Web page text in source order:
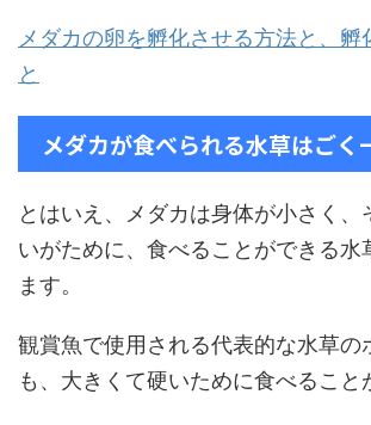
メダカの卵を孵化させる方法と、孵
と
メダカが食べられる水草はごく
とはいえ、メダカは身体が小さく、
いがために、食べることができる水
ます。
観賞魚で使用される代表的な水草の
も、大きくて硬いために食べること